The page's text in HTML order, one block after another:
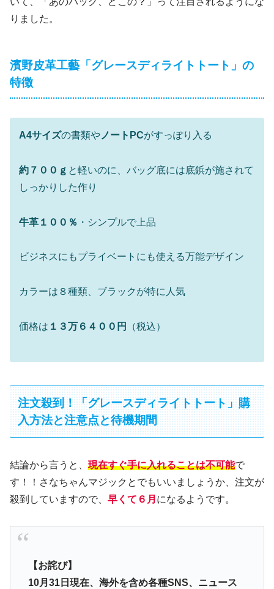
りました。
濱野皮革工藝「グレースディライトトート」の
特徴
A4サイズの書類や ノートPCがすっぽり入る
約７００ｇ と軽いのに、バッグ底には底鋲が施されて
しっかりした作り
牛革１００％ ・シンプルで上品
ビジネスにもプライベートにも使える万能デザイン
カラーは８種類、ブラックが特に人気
価格は １３万６４００円 （税込）
注文殺到！「グレースディライトトート」購
入方法と注意点と待機期間
結論から言うと、 現在すぐ手に入れることは不可能で
す！！さなちゃんマジックとでもいいましょうか、注文が
殺到していますので、 早くて６月 になるようです。
【お詫び】
10月31日現在、海外を含め各種SNS、ニュース